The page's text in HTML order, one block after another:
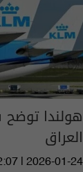
هولندا
العراق
| 2026-01-24